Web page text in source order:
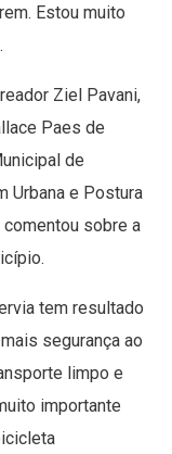
Estou muito
Ziel Pavani,
Paes de
de
Urbana e Postura
sobre a
tem resultado
segurança ao
limpo e
importante